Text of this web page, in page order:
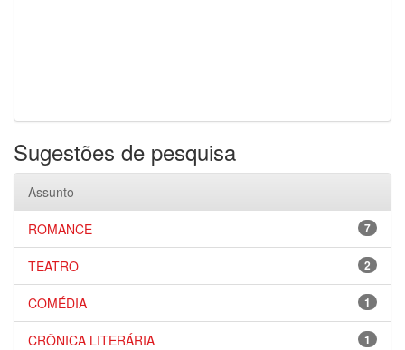
Sugestões de pesquisa
Assunto
7
ROMANCE
2
TEATRO
1
COMÉDIA
1
CRÔNICA LITERÁRIA